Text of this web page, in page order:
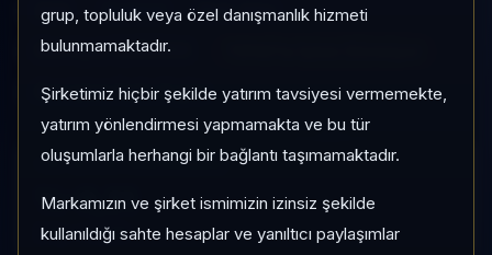
grup, topluluk veya özel danışmanlık hizmeti
bulunmamaktadır.
Şirketimiz hiçbir şekilde yatırım tavsiyesi vermemekte,
yatırım yönlendirmesi yapmamakta ve bu tür
oluşumlarla herhangi bir bağlantı taşımamaktadır.
Markamızın ve şirket ismimizin izinsiz şekilde
kullanıldığı sahte hesaplar ve yanıltıcı paylaşımlar
ZCH Serbest Risk:Orta
Son fiyat:2,455053
Son işlem farkı: 0 gün
1 AY VE 3 AY PERFORMANS
%-0,21
3 Ay:+%2,10